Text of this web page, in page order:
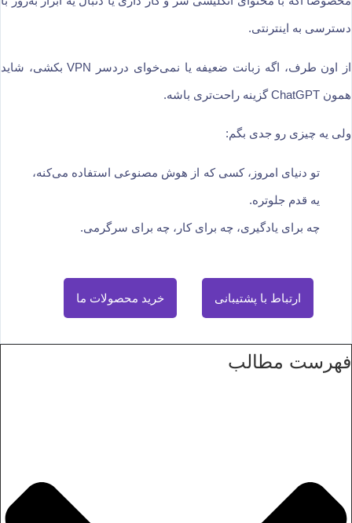
دسترسی به اینترنتی.
از اون طرف، اگه زبانت ضعیفه یا نمی‌خوای دردسر VPN بکشی، شاید
همون ChatGPT گزینه راحت‌تری باشه.
ولی یه چیزی رو جدی بگم:
تو دنیای امروز، کسی که از هوش مصنوعی استفاده می‌کنه،
یه قدم جلوتره.
چه برای یادگیری، چه برای کار، چه برای سرگرمی.
ارتباط با پشتیبانی خرید محصولات ما
فهرست مطالب